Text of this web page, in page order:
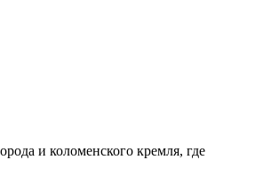
и коломенского кремля, где